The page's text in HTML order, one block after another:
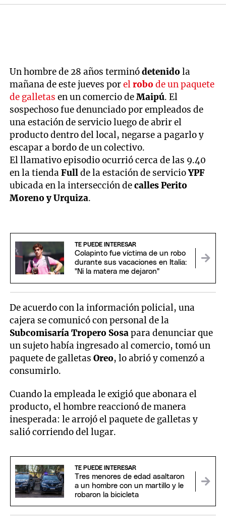
Un hombre de 28 años terminódetenidola
mañana de este jueves porelrobode un paquete
de galletas en un comercio deMaipú. El
sospechoso fue denunciado por empleados de
una estación de servicio luego de abrir el
producto dentro del local, negarse a pagarlo y
escapar a bordo de un colectivo.
El llamativo episodio ocurrió cerca de las 9.40
en la tiendaFullde la estación de servicioYPF
ubicada en la intersección decalles Perito
Moreno y Urquiza.
TE PUEDE INTERESAR
Colapinto fue víctima de un robo
durante sus vacaciones en Italia:
"Ni la matera me dejaron"
De acuerdo con la información policial, una
cajera se comunicó con personal de la
Subcomisaría Tropero Sosapara denunciar que
un sujeto había ingresado al comercio, tomó un
paquete de galletasOreo, lo abrió y comenzó a
consumirlo.
Cuando la empleada le exigió que abonara el
producto, el hombre reaccionó de manera
inesperada: le arrojó el paquete de galletas y
salió corriendo del lugar.
TE PUEDE INTERESAR
Tres menores de edad asaltaron
a un hombre con un martillo y le
robaron la bicicleta